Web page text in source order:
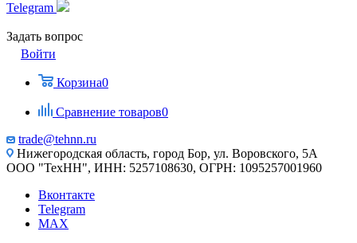
Telegram
Задать вопрос
Войти
Корзина0
Сравнение товаров0
trade@tehnn.ru
Нижегородская область, город Бор, ул. Воровского, 5А
ООО "ТехНН", ИНН: 5257108630, ОГРН: 1095257001960
Вконтакте
Telegram
MAX